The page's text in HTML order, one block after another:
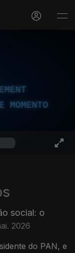
MOMENTO
social: o
2026
do PAN, e